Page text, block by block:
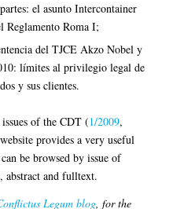
el asunto Intercontainer
Reglamento Roma I;
del TJCE Akzo Nobel y
límites al privilegio legal de
y sus clientes.
of the CDT (1/2009,
provides a very useful
be browsed by issue of
abstract and fulltext.
Legum blog, for the